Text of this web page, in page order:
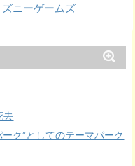
ニーゲームズ
去
ク”としてのテーマパーク